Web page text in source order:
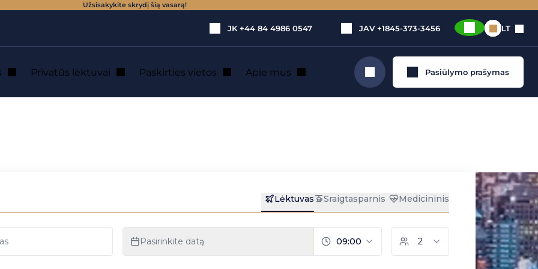
Užsisakykite skrydį šią vasarą!
JK +44 84 4986 0547 JAV +1845-373-3456 LT
Privatūs lėktuvai Paskirties vietos Apie mus Ieškoti Pasiūlymo prašymas